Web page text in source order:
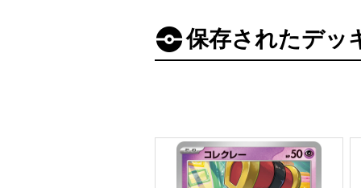
保存されたデッ